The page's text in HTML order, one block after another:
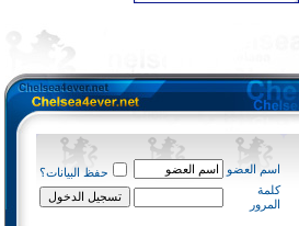
اسم العضو
حفظ البيانات؟
كلمة
المرور